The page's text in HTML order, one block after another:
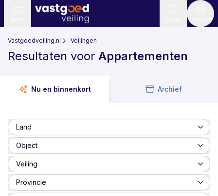
Vastgoedveiling.nl Veilingen
Resultaten voor Appartementen
Nu en binnenkort Archief
Land
Object
Veiling
Provincie